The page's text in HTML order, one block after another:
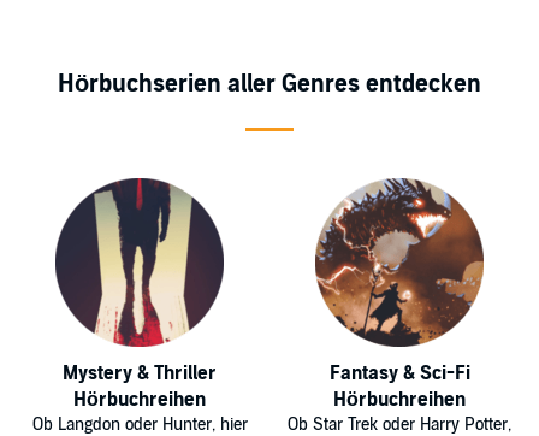
Hörbuchserien aller Genres entdecken
Mystery & Thriller
Hörbuchreihen
Ob Langdon oder Hunter, hier
Fantasy & Sci-Fi
Hörbuchreihen
Ob Star Trek oder Harry Potter,